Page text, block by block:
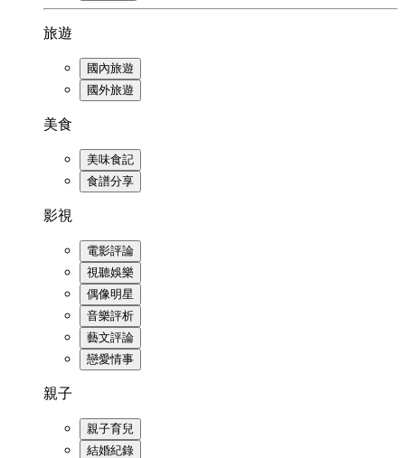
旅遊
國內旅遊
國外旅遊
美食
美味食記
食譜分享
影視
電影評論
視聽娛樂
偶像明星
音樂評析
藝文評論
戀愛情事
親子
親子育兒
結婚紀錄